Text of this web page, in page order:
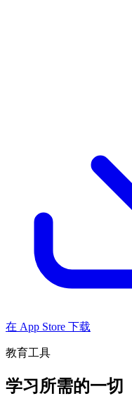
在 App Store 下载
教育工具
学习所需的一切